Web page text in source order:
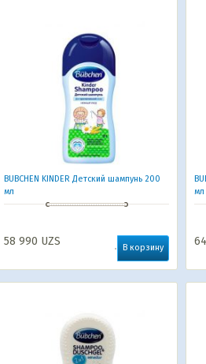
BUBCHEN KINDER Детский шампунь 200
мл
58 990 UZS В корзину
мл